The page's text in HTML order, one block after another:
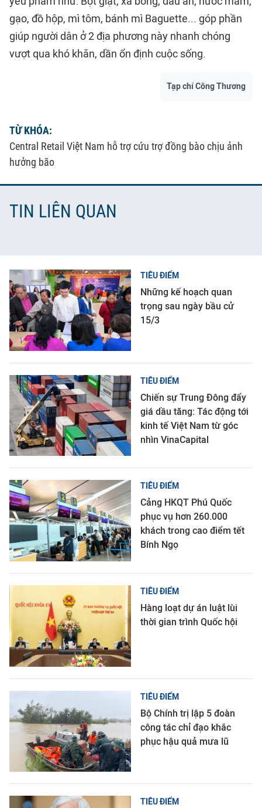
gạo, đồ hộp, mì tôm, bánh mì Baguette... góp phần
giúp người dân ở 2 địa phương này nhanh chóng
vượt qua khó khăn, dần ổn định cuộc sống.
Tạp chí Công Thương
TỪ KHÓA:
Central Retail Việt Nam hỗ trợ cứu trợ đồng bào chịu ảnh
hưởng bão
TIN LIÊN QUAN
TIÊU ĐIỂM
Những kế hoạch quan
trọng sau ngày bầu cử
15/3
TIÊU ĐIỂM
Chiến sự Trung Đông đẩy
giá dầu tăng: Tác động tới
kinh tế Việt Nam từ góc
nhìn VinaCapital
TIÊU ĐIỂM
Cảng HKQT Phú Quốc
phục vụ hơn 260.000
khách trong cao điểm tết
Bính Ngọ
TIÊU ĐIỂM
Hàng loạt dự án luật lùi
thời gian trình Quốc hội
TIÊU ĐIỂM
Bộ Chính trị lập 5 đoàn
công tác chỉ đạo khắc
phục hậu quả mưa lũ
TIÊU ĐIỂM